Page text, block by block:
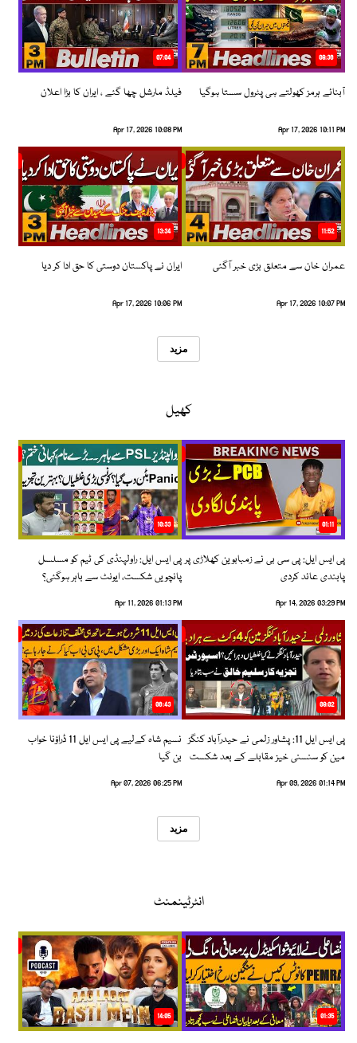
08:36
آبنائے ہرمز کھولتے ہی پٹرول سستا ہوگیا
Apr 17, 2026 10:11 PM
07:04
فیلڈ مارشل چھا گئے ، ایران کا بڑا اعلان
Apr 17, 2026 10:08 PM
11:52
عمران خان سے متعلق بڑی خبر آگئی
Apr 17, 2026 10:07 PM
13:34
ایران نے پاکستان دوستی کا حق ادا کر دیا
Apr 17, 2026 10:06 PM
مزید
کھیل
01:11
پی ایس ایل: پی سی بی نے زمبابوین کھلاڑی پر
پابندی عائد کردی
Apr 14, 2026 03:29 PM
10:33
پی ایس ایل: راولپنڈی کی ٹیم کو مسلسل
پانچویں شکست، ایونٹ سے باہر ہوگئی؟
Apr 11, 2026 01:13 PM
09:02
پی ایس ایل 11: پشاور زلمی نے حیدرآباد کنگز
مین کو سنسنی خیز مقابلے کے بعد شکست
Apr 09, 2026 01:14 PM
06:43
نسیم شاہ کےلیے پی ایس ایل 11 ڈراؤنا خواب
بن گیا
Apr 07, 2026 06:25 PM
مزید
انٹرٹینمنٹ
01:35
14:05